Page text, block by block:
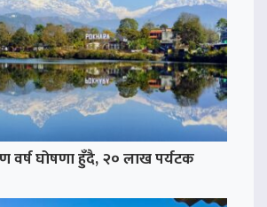
वर्ष घोषणा हुँदै, २० लाख पर्यटक